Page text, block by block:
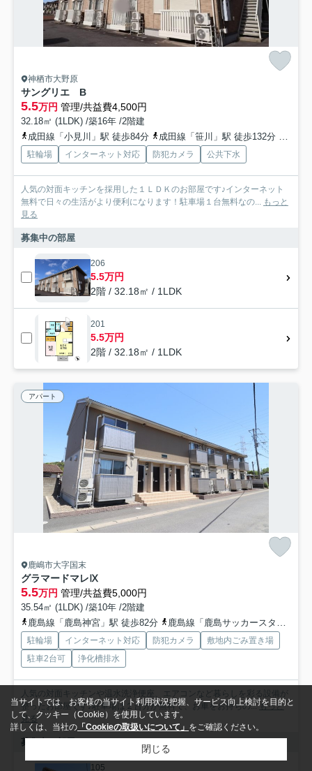
神栖市大野原
サングリエ B
5.5万円 管理/共益費4,500円
32.18㎡ (1LDK) /築16年 /2階建
成田線「小見川」駅 徒歩84分
成田線「笹川」駅 徒歩132分
駐輪場 インターネット対応 防犯カメラ 公共下水
人気の対面キッチンを採用した１ＬＤＫのお部屋です♪インターネット
無料で日々の生活がより便利になります！駐車場１台無料なの...
もっと
見る
募集中の部屋
206
5.5万円
2階 / 32.18㎡ / 1LDK
201
5.5万円
2階 / 32.18㎡ / 1LDK
アパート
鹿嶋市大字国末
グラマードマレⅨ
5.5万円 管理/共益費5,000円
35.54㎡ (1LDK) /築10年 /2階建
鹿島線「鹿島神宮」駅 徒歩82分
鹿島線「鹿島サッカースタジア」駅 徒歩93分
駐輪場 インターネット対応 防犯カメラ
敷地内ごみ置き場
駐車2台可
浄化槽排水
人気の対面キッチンや温水洗浄便座、エアコンなど暮らしを彩る設備が
整ったお部屋です♪駐車場は２台分が無料で、お車をお持ちの...もっと
見る
募集中の部屋
105
当サイトでは、お客様の当サイト利用状況把握、サービス向上検討を目的と
して、クッキー（Cookie）を使用しています。
詳しくは、当社の 「Cookieの取扱いについて」 をご確認ください。
閉じる